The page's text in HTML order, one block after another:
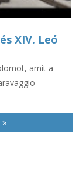
XIV. Leó
amit a